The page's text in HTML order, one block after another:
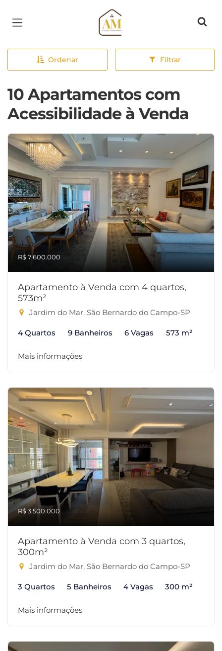
Página inicial
Ordenar Filtrar
10 Apartamentos com
Acessibilidade à Venda
R$ 7.600.000
Apartamento à Venda com 4 quartos,
573m²
Jardim do Mar, São Bernardo do Campo-SP
4 Quartos 9 Banheiros 6 Vagas 573 m²
Mais informações
R$ 3.500.000
Apartamento à Venda com 3 quartos,
300m²
Jardim do Mar, São Bernardo do Campo-SP
3 Quartos 5 Banheiros 4 Vagas 300 m²
Mais informações